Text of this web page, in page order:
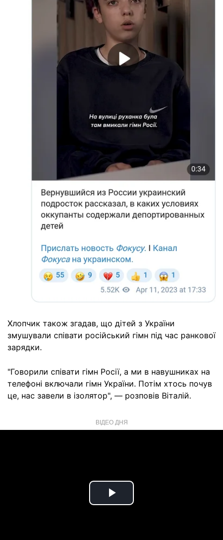
Хлопчик також згадав, що дітей з України
змушували співати російський гімн під час ранкової
зарядки.
"Говорили співати гімн Росії, а ми в навушниках на
телефоні включали гімн України. Потім хтось почув
це, нас завели в ізолятор", — розповів Віталій.
ВІДЕО ДНЯ
Play